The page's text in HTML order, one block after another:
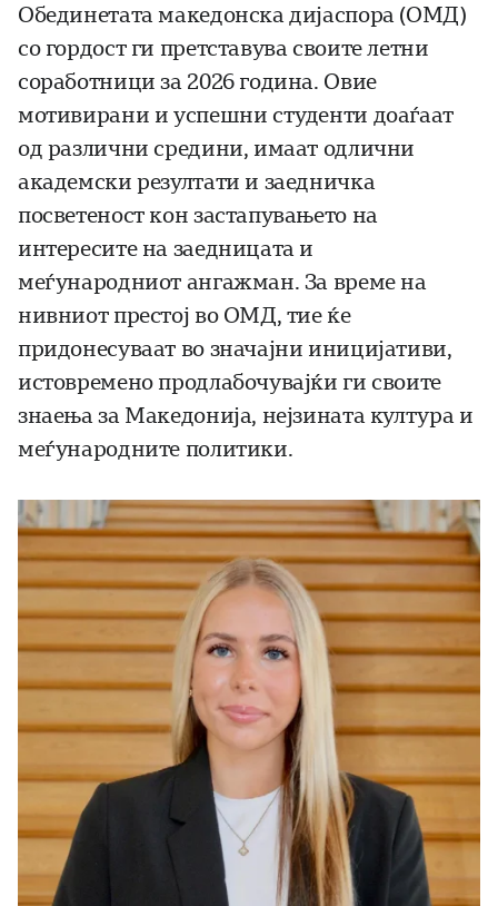
Обединетата македонска дијаспора (ОМД)
со гордост ги претставува своите летни
соработници за 2026 година. Овие
мотивирани и успешни студенти доаѓаат
од различни средини, имаат одлични
академски резултати и заедничка
посветеност кон застапувањето на
интересите на заедницата и
меѓународниот ангажман. За време на
нивниот престој во ОМД, тие ќе
придонесуваат во значајни иницијативи,
истовремено продлабочувајќи ги своите
знаења за Македонија, нејзината култура и
меѓународните политики.